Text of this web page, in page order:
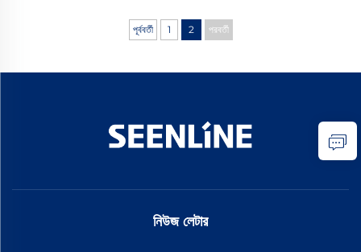
পূর্ববর্তী 1 2 পরবর্তী
নিউজ লেটার